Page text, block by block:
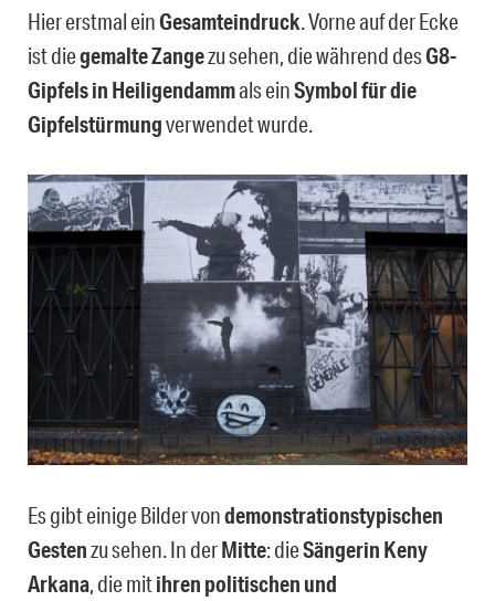
Hier erstmal einGesamteindruck . Vorne auf der Ecke
ist diegemalte Zangezu sehen, die während desG8-
Gipfels in Heiligendammals einSymbol für die
Gipfelstürmungverwendet wurde.
Es gibt einige Bilder vondemonstrationstypischen
Gestenzu sehen. In derMitte: dieSängerin Keny
Arkana, die mitihren politischen und